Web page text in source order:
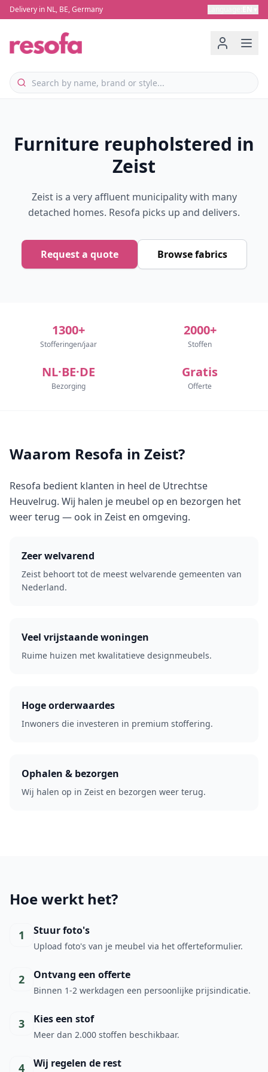
Delivery in NL, BE, Germany
Furniture reupholstered in
Zeist
Zeist is a very affluent municipality with many
detached homes. Resofa picks up and delivers.
Request a quote Browse fabrics
1300+
Stofferingen/jaar
2000+
Stoffen
NL·BE·DE
Bezorging
Gratis
Offerte
Waarom Resofa in Zeist?
Resofa bedient klanten in heel de Utrechtse
Heuvelrug. Wij halen je meubel op en bezorgen het
weer terug — ook in Zeist en omgeving.
Zeer welvarend
Zeist behoort tot de meest welvarende gemeenten van
Nederland.
Veel vrijstaande woningen
Ruime huizen met kwalitatieve designmeubels.
Hoge orderwaardes
Inwoners die investeren in premium stoffering.
Ophalen & bezorgen
Wij halen op in Zeist en bezorgen weer terug.
Hoe werkt het?
1 Stuur foto's
Upload foto's van je meubel via het offerteformulier.
2 Ontvang een offerte
Binnen 1-2 werkdagen een persoonlijke prijsindicatie.
3 Kies een stof
Meer dan 2.000 stoffen beschikbaar.
4 Wij regelen de rest